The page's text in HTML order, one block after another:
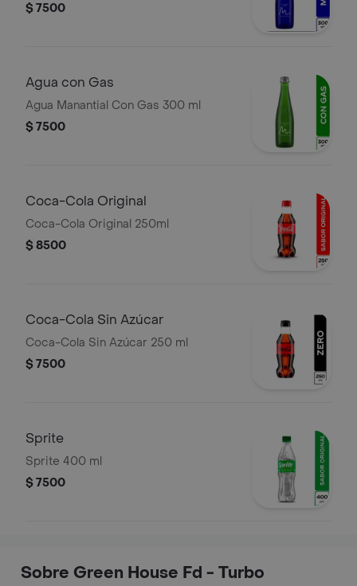
$ 7500
Agua con Gas
Agua Manantial Con Gas 300 ml
$ 7500
Coca-Cola Original
Coca-Cola Original 250ml
$ 8500
Coca-Cola Sin Azúcar
Coca-Cola Sin Azúcar 250 ml
$ 7500
Sprite
Sprite 400 ml
$ 7500
Sobre Green House Fd - Turbo